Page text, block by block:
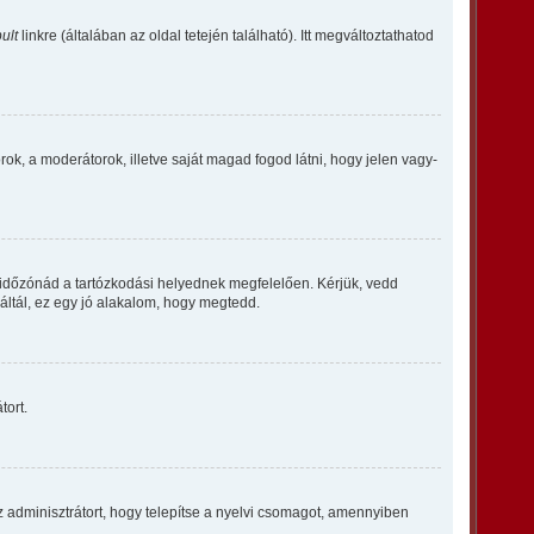
linkre (általában az oldal tetején található). Itt megváltoztathatod
a moderátorok, illetve saját magad fogod látni, hogy jelen vagy-
a tartózkodási helyednek megfelelően. Kérjük, vedd
ez egy jó alakalom, hogy megtedd.
hogy telepítse a nyelvi csomagot, amennyiben